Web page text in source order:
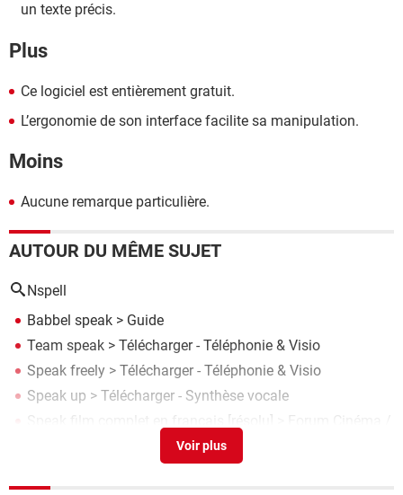
un texte précis.
Plus
Ce logiciel est entièrement gratuit.
L’ergonomie de son interface facilite sa manipulation.
Moins
Aucune remarque particulière.
AUTOUR DU MÊME SUJET
Nspell
Babbel speak > Guide
Team speak > Télécharger - Téléphonie & Visio
Speak freely > Télécharger - Téléphonie & Visio
Speak up > Télécharger - Synthèse vocale
[résolu] >
Forum Cinéma /